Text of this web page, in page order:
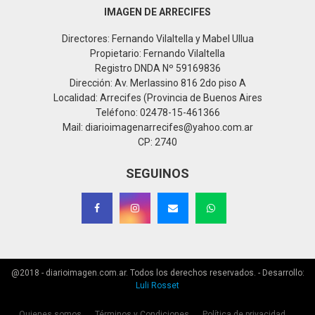
IMAGEN DE ARRECIFES
Directores: Fernando Vilaltella y Mabel Ullua
Propietario: Fernando Vilaltella
Registro DNDA Nº 59169836
Dirección: Av. Merlassino 816 2do piso A
Localidad: Arrecifes (Provincia de Buenos Aires
Teléfono: 02478-15-461366
Mail: diarioimagenarrecifes@yahoo.com.ar
CP: 2740
SEGUINOS
@2018 - diarioimagen.com.ar. Todos los derechos reservados. - Desarrollo:
Luli Rosset